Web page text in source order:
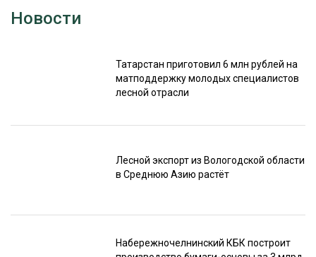
Новости
Татарстан приготовил 6 млн рублей на
матподдержку молодых специалистов
лесной отрасли
Лесной экспорт из Вологодской области
в Среднюю Азию растёт
Набережночелнинский КБК построит